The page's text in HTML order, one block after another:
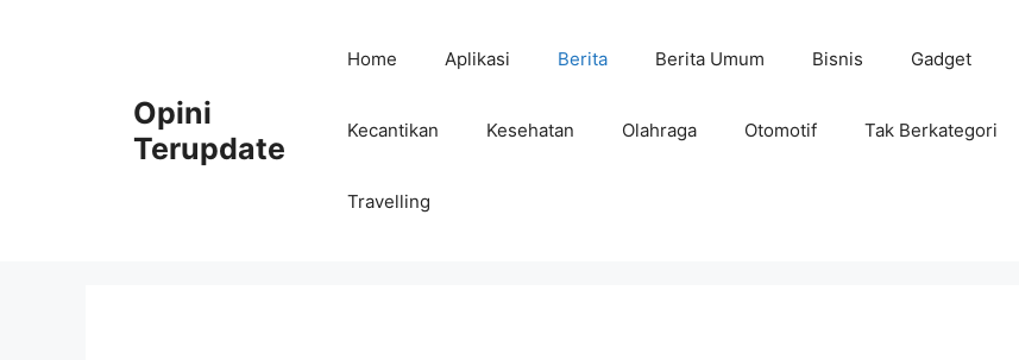
Opini
Terupdate
Home Aplikasi Berita Berita Umum Bisnis Gadget
Kecantikan Kesehatan Olahraga Otomotif Tak Berkategori
Travelling